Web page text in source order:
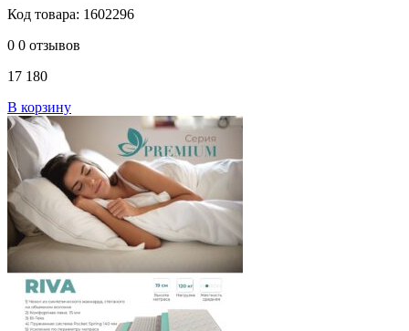
Код товара: 1602296
0 0 отзывов
17 180
В корзину